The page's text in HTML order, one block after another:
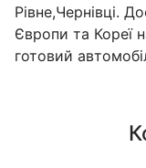
Рівне,Чернівці.
Європи та Кореї
готовий